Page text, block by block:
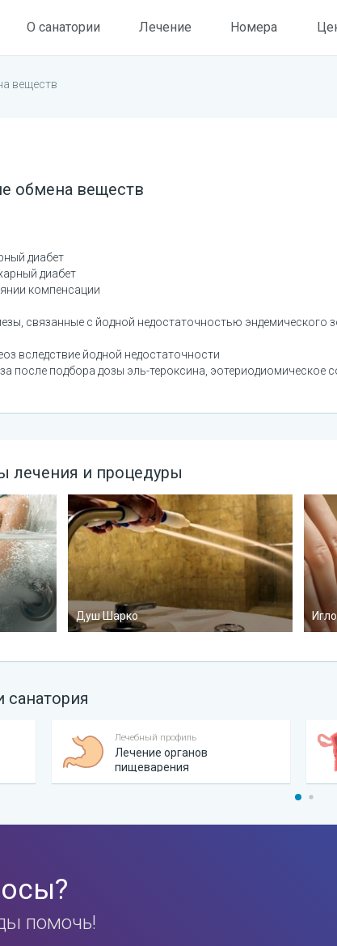
О санатории Лечение Номера
веществ
обмена веществ
диабет
диабет
компенсации
связанные с йодной недостаточностью
вследствие йодной недостаточности
после подбора дозы эль-тероксина,
лечения и процедуры
Душ Шарко
Лечебный профиль
Лечение органов
пищеварения
помочь!